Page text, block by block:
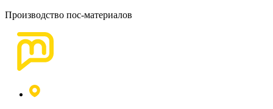
Производство пос-материалов